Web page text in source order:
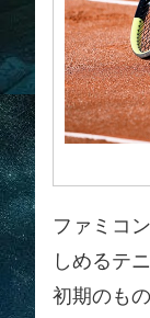
ファミコ
しめるテ
初期のも